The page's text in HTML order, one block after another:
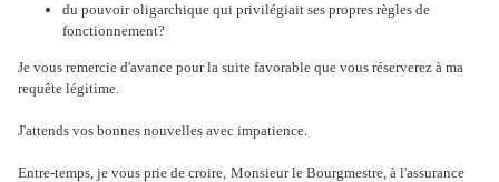
du pouvoir oligarchique qui privilégiait ses propres règles de
fonctionnement?
Je vous remercie d'avance pour la suite favorable que vous réserverez à ma
requête légitime.
J'attends vos bonnes nouvelles avec impatience.
Entre-temps, je vous prie de croire, Monsieur le Bourgmestre, à l'assurance